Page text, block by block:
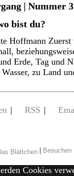
| Nummer
bist du?
Hoffmann
Erde, Tag und
Wasser, zu Land
| RSS |
|
Cookies